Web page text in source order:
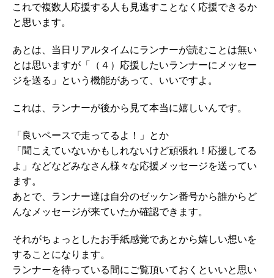
これで複数人応援する人も見逃すことなく応援できるか
と思います。
あとは、当日リアルタイムにランナーが読むことは無い
とは思いますが「（４）応援したいランナーにメッセー
ジを送る」という機能があって、いいですよ。
これは、ランナーが後から見て本当に嬉しいんです。
「良いペースで走ってるよ！」とか
「聞こえていないかもしれないけど頑張れ！応援してる
よ」などなどみなさん様々な応援メッセージを送ってい
ます。
あとで、ランナー達は自分のゼッケン番号から誰からど
んなメッセージが来ていたか確認できます。
それがちょっとしたお手紙感覚であとから嬉しい想いを
することになります。
ランナーを待っている間にご覧頂いておくといいと思い